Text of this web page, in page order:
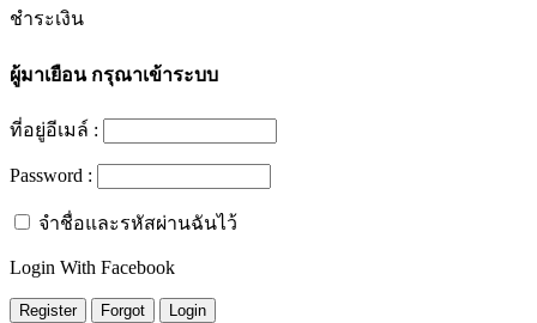
ชำระเงิน
ผู้มาเยือนกรุณาเข้าระบบ
ที่อยู่อีเมล์ :
Password :
จำชื่อและรหัสผ่านฉันไว้
Login With Facebook